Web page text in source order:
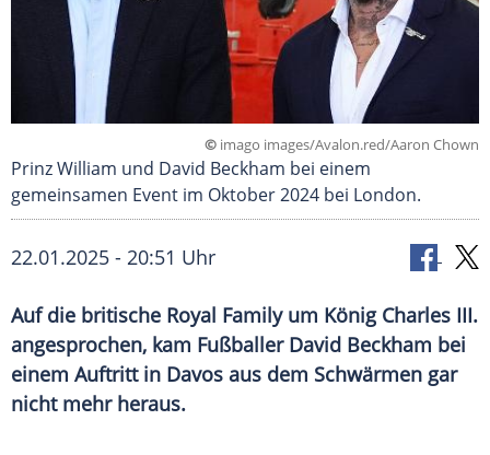
© imago images/Avalon.red/Aaron Chown
Prinz William und David Beckham bei einem
gemeinsamen Event im Oktober 2024 bei London.
22.01.2025 - 20:51 Uhr
Auf die britische Royal Family um König Charles III.
angesprochen, kam Fußballer David Beckham bei
einem Auftritt in Davos aus dem Schwärmen gar
nicht mehr heraus.